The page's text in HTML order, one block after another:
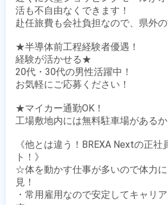
活も不自由なくできます！
赴任旅費も会社負担なので、県外の
★半導体前工程経験者優遇！
経験が活かせる★
20代・30代の男性活躍中！
お気軽にご応募ください！
★マイカー通勤OK！
工場敷地内には無料駐車場があるか
《他とは違う！BREXA Nextの正社
ト！》
☆体を動かす仕事が多いので体力
見！
・常用雇用なので安定してキャリ